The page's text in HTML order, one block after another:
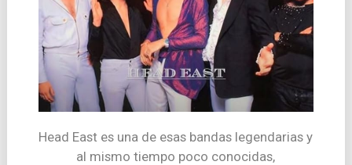
Head East es una de esas bandas legendarias y
al mismo tiempo poco conocidas,